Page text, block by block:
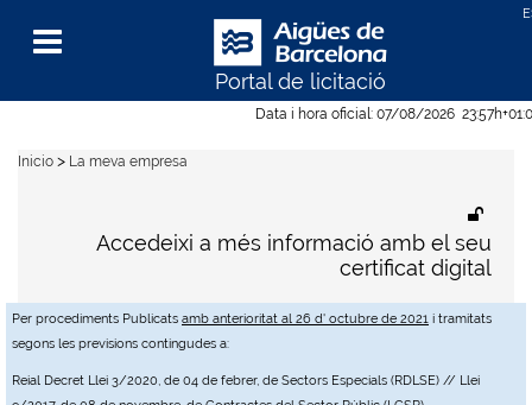
Data i hora oficial: 07/08/2026 23:57h
Per procediments Publicats amb anterioritat al 26 d' octubre de 2021 i tramitats
segons les previsions contingudes a:
Reial Decret Llei 3/2020, de 04 de febrer, de Sectors Especials (RDLSE) // Llei
Portal de licitació
Menu
Accedeixi a més informació amb el seu
certificat digital
Inicio > La meva empresa